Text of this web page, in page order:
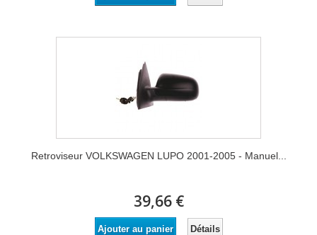
Retroviseur VOLKSWAGEN LUPO 2001-2005 - Manuel...
39,66 €
Ajouter au panier Détails